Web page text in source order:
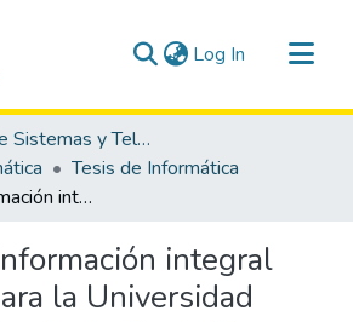
Log In (current)
Facultad de Sistemas y Telecomunicaciones
Tesis de Informática
Sistema de información integral académico para la Universidad Estatal Península de Santa Elena (upse). Módulo de matriculación estudiantil.
integral
la Universidad